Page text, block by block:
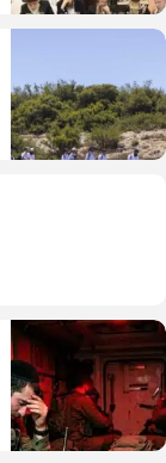
חרדים